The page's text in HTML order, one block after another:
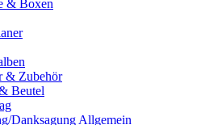
& Boxen
& Zubehör
Beutel
Danksagung Allgemein